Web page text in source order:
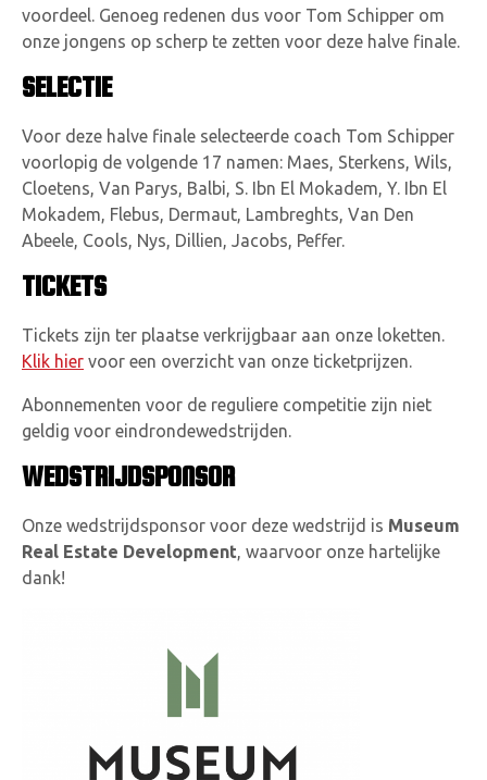
voordeel. Genoeg redenen dus voor Tom Schipper om
onze jongens op scherp te zetten voor deze halve finale.
SELECTIE
Voor deze halve finale selecteerde coach Tom Schipper
voorlopig de volgende 17 namen: Maes, Sterkens, Wils,
Cloetens, Van Parys, Balbi, S. Ibn El Mokadem, Y. Ibn El
Mokadem, Flebus, Dermaut, Lambreghts, Van Den
Abeele, Cools, Nys, Dillien, Jacobs, Peffer.
TICKETS
Tickets zijn ter plaatse verkrijgbaar aan onze loketten.
Klik hier voor een overzicht van onze ticketprijzen.
Abonnementen voor de reguliere competitie zijn niet
geldig voor eindrondewedstrijden.
WEDSTRIJDSPONSOR
Onze wedstrijdsponsor voor deze wedstrijd is Museum
Real Estate Development, waarvoor onze hartelijke
dank!